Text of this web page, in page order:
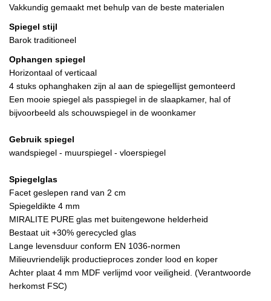
Vakkundig gemaakt met behulp van de beste materialen
Spiegel stijl
Barok traditioneel
Ophangen spiegel
Horizontaal of verticaal
4 stuks ophanghaken zijn al aan de spiegellijst gemonteerd
Een mooie spiegel als passpiegel in de slaapkamer, hal of
bijvoorbeeld als schouwspiegel in de woonkamer
Gebruik spiegel
wandspiegel - muurspiegel - vloerspiegel
Spiegelglas
Facet geslepen rand van 2 cm
Spiegeldikte 4 mm
MIRALITE PURE glas met buitengewone helderheid
Bestaat uit +30% gerecycled glas
Lange levensduur conform EN 1036-normen
Milieuvriendelijk productieproces zonder lood en koper
Achter plaat 4 mm MDF verlijmd voor veiligheid. (Verantwoorde
herkomst FSC)